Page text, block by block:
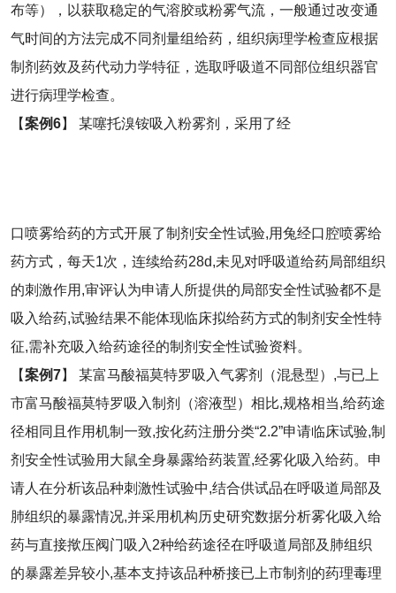
布等），以获取稳定的气溶胶或粉雾气流，一般通过改变通
气时间的方法完成不同剂量组给药，组织病理学检查应根据
制剂药效及药代动力学特征，选取呼吸道不同部位组织器官
进行病理学检查。
【案例6】 某噻托溴铵吸入粉雾剂，采用了经
口喷雾给药的方式开展了制剂安全性试验,用兔经口腔喷雾给
药方式，每天1次，连续给药28d,未见对呼吸道给药局部组织
的刺激作用,审评认为申请人所提供的局部安全性试验都不是
吸入给药,试验结果不能体现临床拟给药方式的制剂安全性特
征,需补充吸入给药途径的制剂安全性试验资料。
【案例7】 某富马酸福莫特罗吸入气雾剂（混悬型）,与已上
市富马酸福莫特罗吸入制剂（溶液型）相比,规格相当,给药途
径相同且作用机制一致,按化药注册分类“2.2”申请临床试验,制
剂安全性试验用大鼠全身暴露给药装置,经雾化吸入给药。申
请人在分析该品种刺激性试验中,结合供试品在呼吸道局部及
肺组织的暴露情况,并采用机构历史研究数据分析雾化吸入给
药与直接揿压阀门吸入2种给药途径在呼吸道局部及肺组织
的暴露差异较小,基本支持该品种桥接已上市制剂的药理毒理